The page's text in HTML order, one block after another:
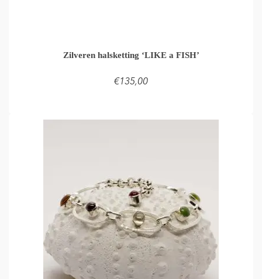
Zilveren halsketting ‘LIKE a FISH’
€135,00